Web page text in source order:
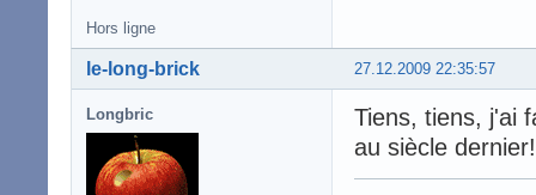
Hors ligne
27.12.2009 22:35:57
le-long-brick
Longbric
Tiens, tiens, j'ai
au siècle